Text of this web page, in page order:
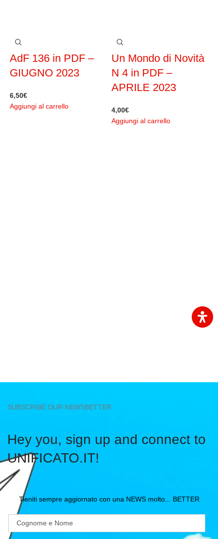
AdF 136 in PDF –
GIUGNO 2023
6,50€
Aggiungi al carrello
Un Mondo di Novità
N 4 in PDF –
APRILE 2023
4,00€
Aggiungi al carrello
SUBSCRIBE OUR NEWSBETTER
Hey you, sign up and connect to
UNIFICATO.IT!
Tieniti sempre aggiornato con una NEWS molto... BETTER